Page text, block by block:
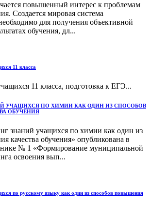
повышенный интерес к проблемам
Создается мировая система
для получения объективной
обучения, дл...
11 класса
11 класса, подготовка к ЕГЭ...
УЧАЩИХСЯ ПО ХИМИИ КАК ОДИН ИЗ СПОСОБОВ
ОБУЧЕНИЯ
знаний учащихся по химии как один из
качества обучения» опубликована в
№ 1 «Формирование муниципальной
освоения вып...
по русскому языку как один из способов повышения